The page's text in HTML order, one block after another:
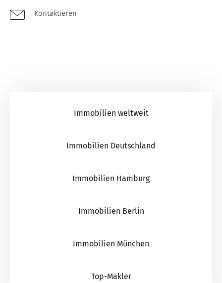
Kontaktieren
Immobilien weltweit
Immobilien Deutschland
Immobilien Hamburg
Immobilien Berlin
Immobilien München
Top-Makler